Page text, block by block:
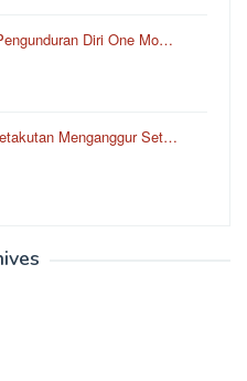
Diri One Mo…
Menganggur Set…